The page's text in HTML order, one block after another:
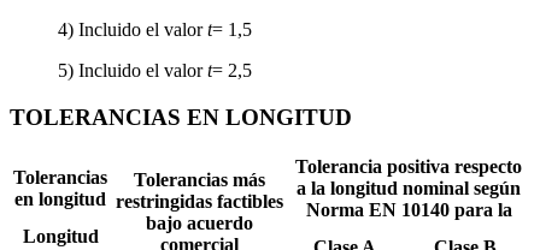
4) Incluido el valort= 1,5
5) Incluido el valort= 2,5
TOLERANCIAS EN LONGITUD
Tolerancias
en longitud
Tolerancias más
restringidas factibles
bajo acuerdo
comercial
Tolerancia positiva respecto
a la longitud nominal según
Norma EN 10140 para la
Longitud